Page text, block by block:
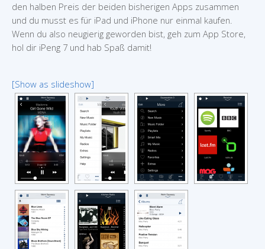
den halben Preis der beiden bisherigen Apps zusammen
und du musst es für iPad und iPhone nur einmal kaufen.
Wenn du also neugierig geworden bist, geh zum App Store,
hol dir iPeng 7 und hab Spaß damit!
[Show as slideshow]